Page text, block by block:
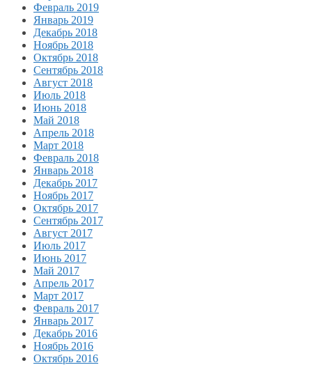
Февраль 2019
Январь 2019
Декабрь 2018
Ноябрь 2018
Октябрь 2018
Сентябрь 2018
Август 2018
Июль 2018
Июнь 2018
Май 2018
Апрель 2018
Март 2018
Февраль 2018
Январь 2018
Декабрь 2017
Ноябрь 2017
Октябрь 2017
Сентябрь 2017
Август 2017
Июль 2017
Июнь 2017
Май 2017
Апрель 2017
Март 2017
Февраль 2017
Январь 2017
Декабрь 2016
Ноябрь 2016
Октябрь 2016